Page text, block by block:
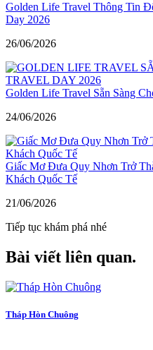
Golden Life Travel Thông Tin
Day 2026
26/06/2026
Golden Life Travel Sẵn Sàng
24/06/2026
Giấc Mơ Đưa Quy Nhơn Trở
Khách Quốc Tế
21/06/2026
Tiếp tục khám phá nhé
Bài viết liên quan.
Tháp Hòn Chuông